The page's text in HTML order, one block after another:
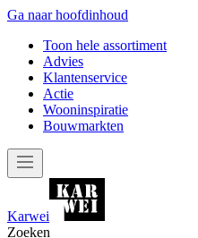
Ga naar hoofdinhoud
Toon hele assortiment
Advies
Klantenservice
Actie
Wooninspiratie
Bouwmarkten
Karwei
Zoeken